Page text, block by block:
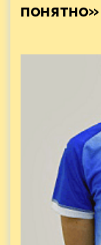
понятно»